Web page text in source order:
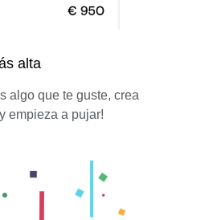
alta
algo que te guste, crea
empieza a pujar!